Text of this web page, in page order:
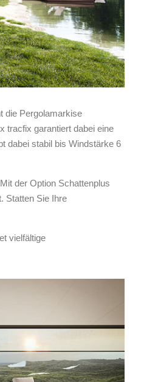
die Pergolamarkise
tracfix garantiert dabei eine
dabei stabil bis Windstärke 6
der Option Schattenplus
Statten Sie Ihre
vielfältige